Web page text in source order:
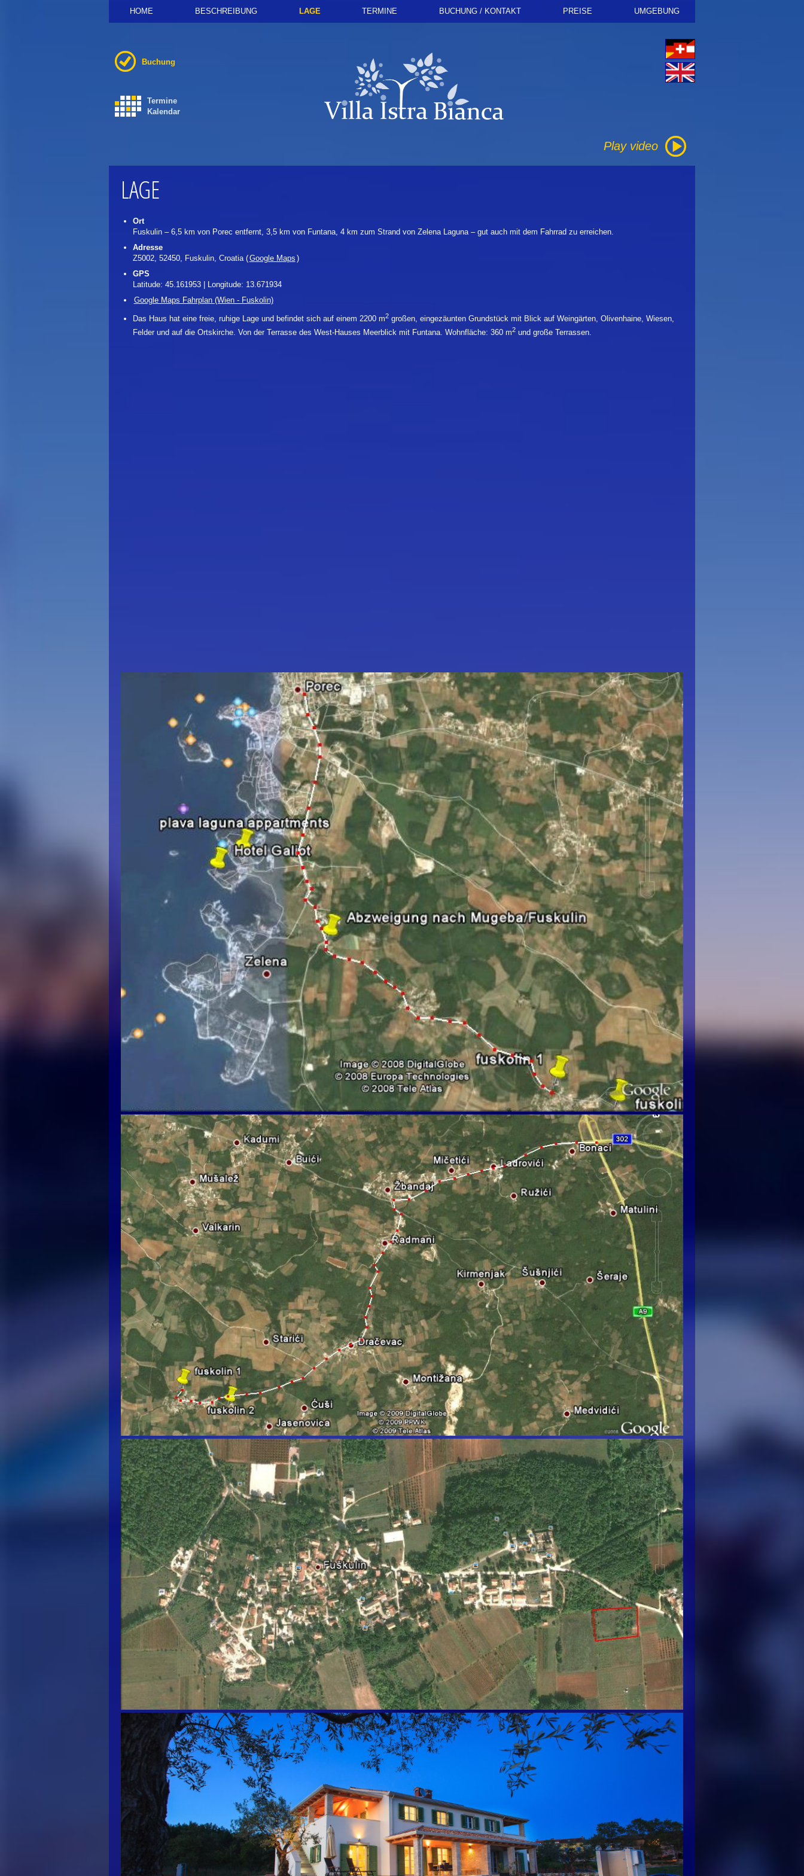
HOME BESCHREIBUNG LAGE TERMINE BUCHUNG / KONTAKT PREISE UMGEBUNG
Play video
Termine
Kalendar
Buchung
LAGE
Ort
Fuskulin – 6,5 km von Porec entfernt, 3,5 km von Funtana, 4 km zum Strand von Zelena Laguna – gut auch mit dem Fahrrad zu erreichen.
Adresse
Z5002, 52450, Fuskulin, Croatia (Google Maps )
GPS
Latitude: 45.161953 | Longitude: 13.671934
Google Maps Fahrplan (Wien - Fuskolin)
Das Haus hat eine freie, ruhige Lage und befindet sich auf einem 2200 m2großen, eingezäunten Grundstück mit Blick auf Weingärten, Olivenhaine, Wiesen,
Felder und auf die Ortskirche. Von der Terrasse des West-Hauses Meerblick mit Funtana. Wohnfläche: 360 m2und große Terrassen.